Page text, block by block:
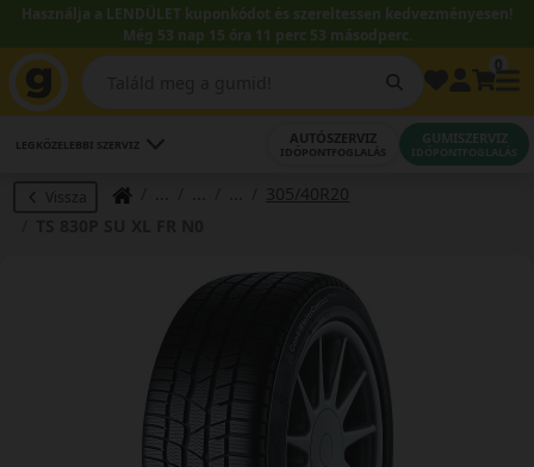
Használja a LENDÜLET kuponkódot és szereltessen kedvezményesen!
Még 53 nap 15 óra 11 perc 52 másodperc.
LEGKÖZELEBBI SZERVIZ AUTÓSZERVIZ
IDŐPONTFOGLALÁS
GUMISZERVIZ
IDŐPONTFOGLALÁS
Vissza
305/40R20